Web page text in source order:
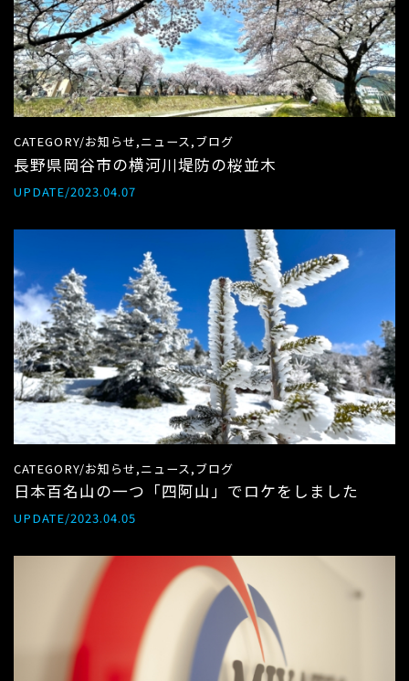
CATEGORY/お知らせ,ニュース,ブログ
長野県岡谷市の横河川堤防の桜並木
UPDATE/2023.04.07
CATEGORY/お知らせ,ニュース,ブログ
日本百名山の一つ「四阿山」でロケをしました
UPDATE/2023.04.05